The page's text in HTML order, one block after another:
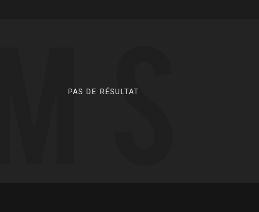
PAS DE RÉSULTAT